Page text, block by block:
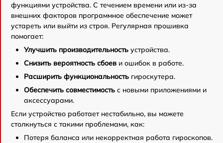
функциями устройства. С течением времени или из-за
внешних факторов программное обеспечение может
устареть или выйти из строя. Регулярная прошивка
помогает:
Улучшить производительность устройства.
Снизить вероятность сбоев и ошибок в работе.
Расширить функциональность гироскутера.
Обеспечить совместимость с новыми приложениями и
аксессуарами.
Если устройство работает нестабильно, вы можете
столкнуться с такими проблемами, как:
Потеря баланса или некорректная работа гироскопов.